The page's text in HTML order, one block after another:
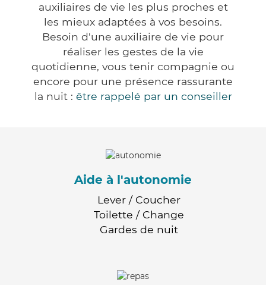
auxiliaires de vie les plus proches et
les mieux adaptées à vos besoins.
Besoin d'une auxiliaire de vie pour
réaliser les gestes de la vie
quotidienne, vous tenir compagnie ou
encore pour une présence rassurante
la nuit : être rappelé par un conseiller
Aide à l'autonomie
Lever / Coucher
Toilette / Change
Gardes de nuit